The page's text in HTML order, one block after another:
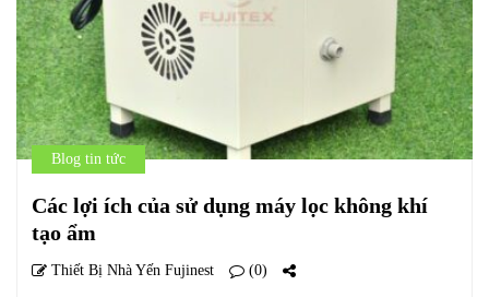
Blog tin tức
Các lợi ích của sử dụng máy lọc không khí
tạo ẩm
Thiết Bị Nhà Yến Fujinest (0)